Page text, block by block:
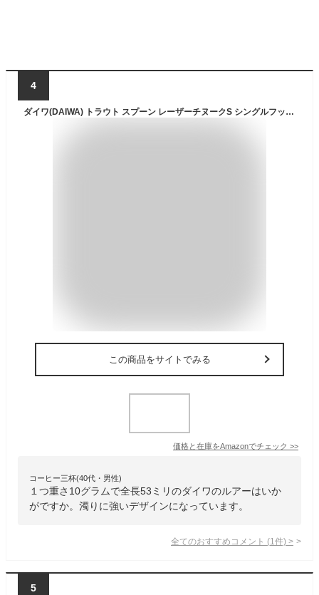
4
ダイワ(DAIWA) トラウト スプーン レーザーチヌークS シングルフック 10g YRオレンジヤマメ ルアー
この商品をサイトでみる
価格と在庫をAmazonでチェック >>
コーヒー三杯(40代・男性)
１つ重さ10グラムで全長53ミリのダイワのルアーはいか
がですか。濁りに強いデザインになっています。
全てのおすすめコメント (1 件) >
5